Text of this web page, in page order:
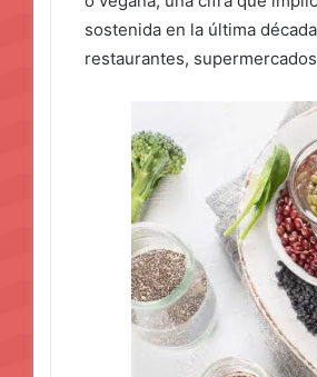
sostenida en la última
restaurantes,